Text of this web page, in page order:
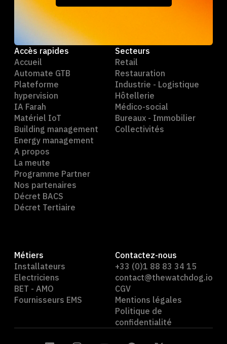
DEMANDER UNE DÉMO
Accès rapides
Accueil
Automate GTB
Plateforme
hypervision
IA Farah
Matériel IoT
Building management
Energy management
A propos
La meute
Programme Partner
Nos partenaires
Décret BACS
Décret Tertiaire
Secteurs
Retail
Restauration
Industrie - Logistique
Hôtellerie
Médico-social
Bureaux - Immobilier
Collectivités
Métiers
Installateurs
Electriciens
BET - AMO
Fournisseurs EMS
Contactez-nous
+33 (0)1 88 83 34 15
contact@thewatchdog.io
CGV
Mentions légales
Politique de
confidentialité